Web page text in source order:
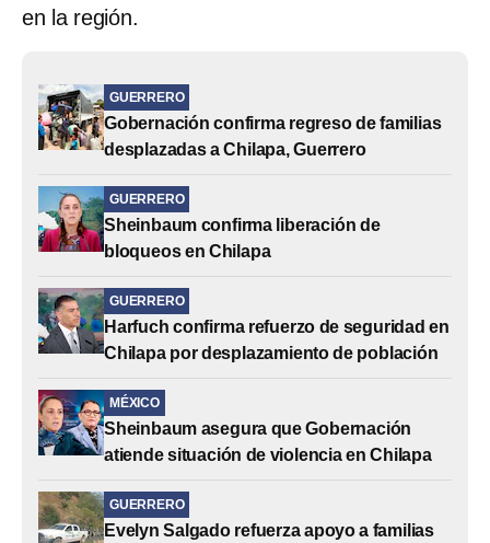
en la región.
GUERRERO
Gobernación confirma regreso de familias
desplazadas a Chilapa, Guerrero
GUERRERO
Sheinbaum confirma liberación de
bloqueos en Chilapa
GUERRERO
Harfuch confirma refuerzo de seguridad en
Chilapa por desplazamiento de población
MÉXICO
Sheinbaum asegura que Gobernación
atiende situación de violencia en Chilapa
GUERRERO
Evelyn Salgado refuerza apoyo a familias